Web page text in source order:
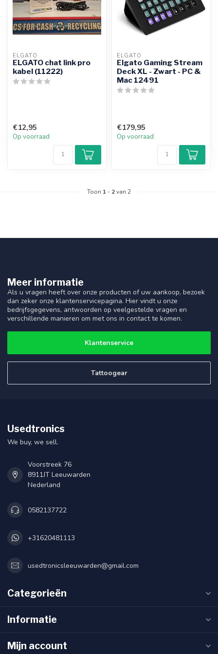
ELGATO
ELGATO chat link pro
kabel (11222)
€12,95
Op voorraad
ELGATO
Elgato Gaming Stream
Deck XL - Zwart - PC &
Mac 12491
€179,95
Op voorraad
Toon 1 - 2van 2
Meer informatie
Als u vragen heeft over onze producten of uw aankoop, bezoek
dan zeker onze klantenservicepagina. Hier vindt u onze
bedrijfsgegevens, antwoorden op veelgestelde vragen en
verschillende manieren om met ons in contact te komen.
Klantenservice
Tattoogear
Usedtronics
We buy, we sell.
Voorstreek 76
8911JT Leeuwarden
Nederland
0582137722
+31620481113
usedtronicsleeuwarden@gmail.com
Categorieën
Informatie
Mijn account